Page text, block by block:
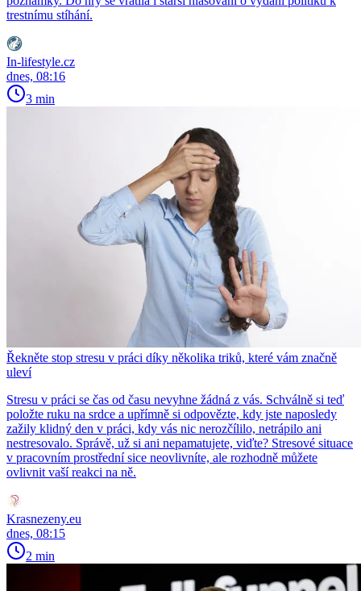
trestnímu stíhání.
In-lifestyle.cz
dnes, 08:16
3 min
Řekněte stop stresu v práci díky několika triků, které vám značně
uleví
Stresu v práci se čas od času nevyhne žádná z vás. Schválně si teď
položte ruku na srdce a upřímně si odpovězte, kdy jste naposledy
zažily klidný den v práci, kdy vás nic nerozčílilo, netrápilo ani
nestresovalo. Správě, už si ani nepamatujete, viďte? Stresové situace
v pracovním prostřední sice neovlivníte, ale rozhodně můžete
ovlivnit vaší reakci na ně.
Krasnezeny.eu
dnes, 08:15
2 min